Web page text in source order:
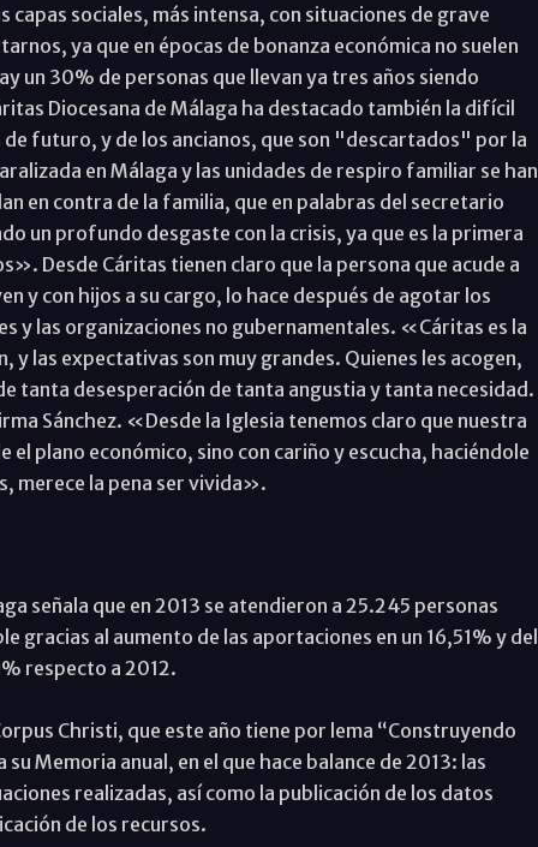
capas sociales, más intensa, con situaciones de grave
ya que en épocas de bonanza económica no suelen
un 30% de personas que llevan ya tres años siendo
Diocesana de Málaga ha destacado también la difícil
futuro, y de los ancianos, que son "descartados" por la
en Málaga y las unidades de respiro familiar se han
en contra de la familia, que en palabras del secretario
un profundo desgaste con la crisis, ya que es la primera
Desde Cáritas tienen claro que la persona que acude a
y con hijos a su cargo, lo hace después de agotar los
y las organizaciones no gubernamentales. «Cáritas es la
y las expectativas son muy grandes. Quienes les acogen,
tanta desesperación de tanta angustia y tanta necesidad.
Sánchez. «Desde la Iglesia tenemos claro que nuestra
el plano económico, sino con cariño y escucha, haciéndole
merece la pena ser vivida».
señala que en 2013 se atendieron a 25.245 personas
gracias al aumento de las aportaciones en un 16,51% y del
respecto a 2012.
Christi, que este año tiene por lema “Construyendo
Memoria anual, en el que hace balance de 2013: las
realizadas, así como la publicación de los datos
de los recursos.